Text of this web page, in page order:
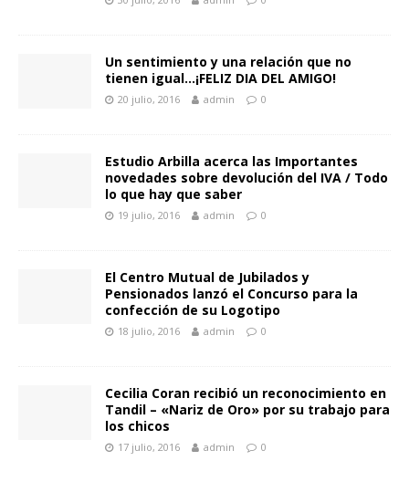
Un sentimiento y una relación que no
tienen igual…¡FELIZ DIA DEL AMIGO!
20 julio, 2016 admin 0
Estudio Arbilla acerca las Importantes
novedades sobre devolución del IVA / Todo
lo que hay que saber
19 julio, 2016 admin 0
El Centro Mutual de Jubilados y
Pensionados lanzó el Concurso para la
confección de su Logotipo
18 julio, 2016 admin 0
Cecilia Coran recibió un reconocimiento en
Tandil – «Nariz de Oro» por su trabajo para
los chicos
17 julio, 2016 admin 0